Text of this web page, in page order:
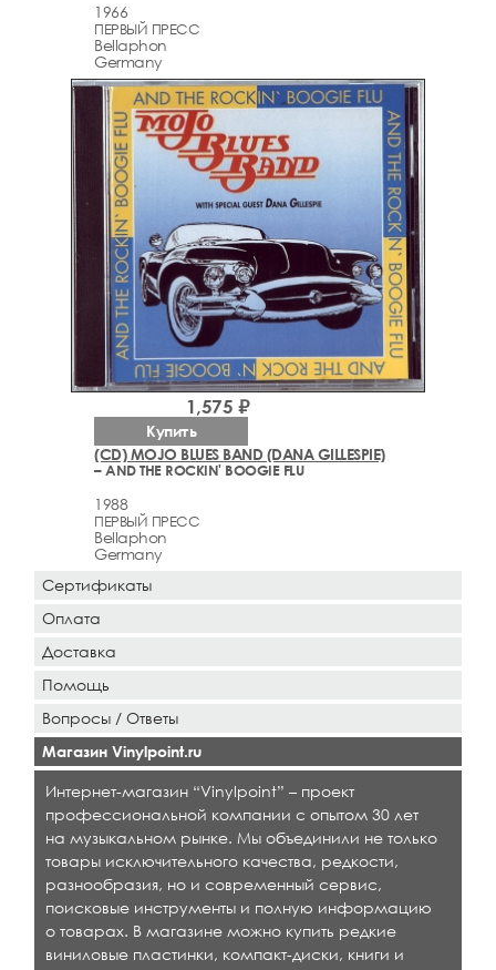
1966
ПЕРВЫЙ ПРЕСС
Bellaphon
Germany
(CD) MOJO BLUES BAND (DANA GILLESPIE)
– AND THE ROCKIN' BOOGIE FLU
1988
ПЕРВЫЙ ПРЕСС
Bellaphon
Germany
1,575 ₽
Купить
Сертификаты
Оплата
Доставка
Помощь
Вопросы / Ответы
Магазин Vinylpoint.ru
Интернет-магазин “Vinylpoint” – проект
профессиональной компании с опытом 30 лет
на музыкальном рынке. Мы объединили не только
товары исключительного качества, редкости,
разнообразия, но и современный сервис,
поисковые инструменты и полную информацию
о товарах. В магазине можно купить редкие
виниловые пластинки, компакт-диски, книги и